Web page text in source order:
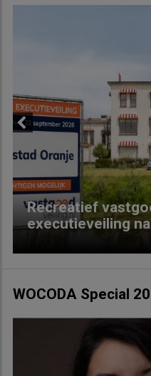
Recreatief
executieveiling
WOCODA Special